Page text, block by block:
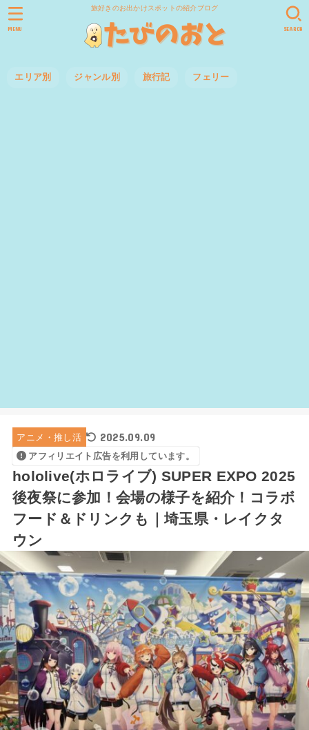
旅好きのお出かけスポットの紹介ブログ
エリア別 ジャンル別 旅行記 フェリー
SEARCH
MENU
アニメ・推し活 2025.09.09
アフィリエイト広告を利用しています。
hololive(ホロライブ) SUPER EXPO 2025
後夜祭に参加！会場の様子を紹介！コラボ
フード＆ドリンクも｜埼玉県・レイクタ
ウン